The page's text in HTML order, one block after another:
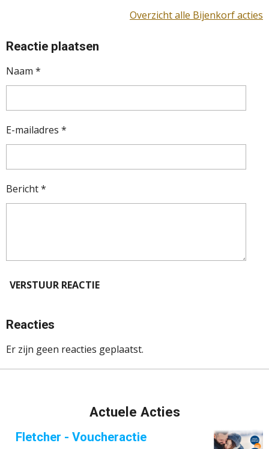
Overzicht alle Bijenkorf acties
Reactie plaatsen
Naam *
E-mailadres *
Bericht *
VERSTUUR REACTIE
Reacties
Er zijn geen reacties geplaatst.
Actuele Acties
Fletcher - Voucheractie